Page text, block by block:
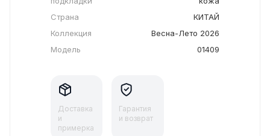
Страна
КИТАЙ
Коллекция
Весна-Лето 2026
Модель
01409
Доставка
и
примерка
Гарантия
и возврат